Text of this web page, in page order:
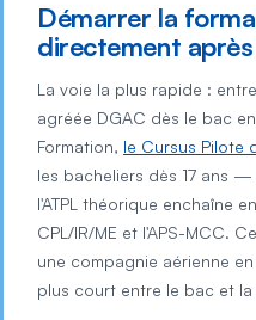
Démarrer la
directement
La voie la plus rapide :
agréée DGAC dès le bac
Formation, le Cursus Pilote
les bacheliers dès 17 ans —
l'ATPL théorique enchaîne
CPL/IR/ME et l'APS-MCC.
une compagnie aérienne
plus court entre le bac et